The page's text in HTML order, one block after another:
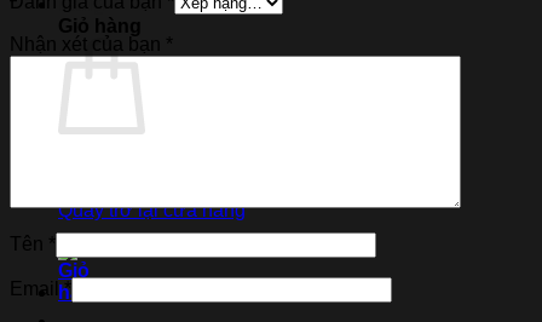
Giỏ hàng
Quay trở lại cửa hàng
Nhận xét của bạn *
Tên *
Email*